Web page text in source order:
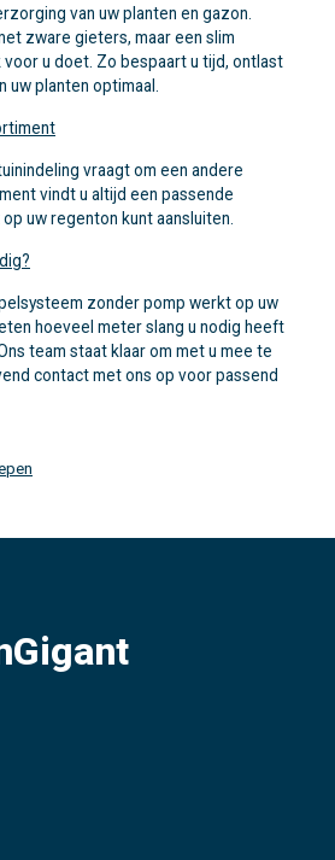
van uw planten en gazon.
zware gieters, maar een slim
u doet. Zo bespaart u tijd, ontlast
uw planten optimaal.
vraagt om een andere
vindt u altijd een passende
uw regenton kunt aansluiten.
zonder pomp werkt op uw
hoeveel meter slang u nodig heeft
team staat klaar om met u mee te
contact met ons op voor passend